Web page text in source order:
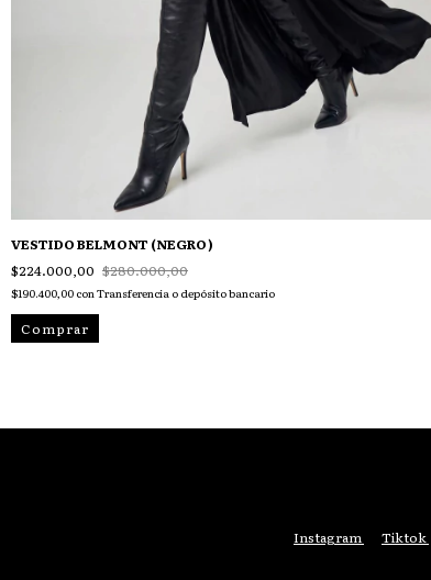
VESTIDO BELMONT (NEGRO)
$224.000,00 $280.000,00
$190.400,00 con Transferencia o depósito bancario
Comprar
Instagram Tiktok